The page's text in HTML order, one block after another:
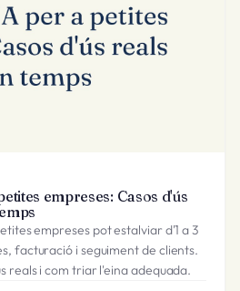
empreses: Casos d'ús
empreses pot estalviar d'1 a 3
facturació i seguiment de clients.
reals i com triar l'eina adequada.